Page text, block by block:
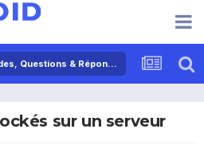
Acer Iconia Tab A500/501 - Aides, Questions & Réponses
sur un serveur